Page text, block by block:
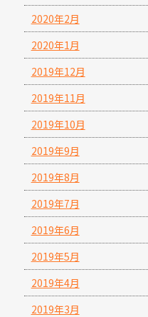
2020年2月
2020年1月
2019年12月
2019年11月
2019年10月
2019年9月
2019年8月
2019年7月
2019年6月
2019年5月
2019年4月
2019年3月